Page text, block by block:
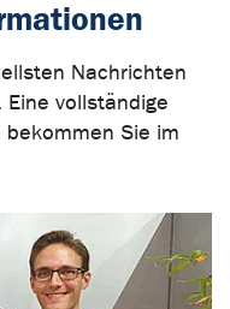
Nachrichten
vollständige
Sie im